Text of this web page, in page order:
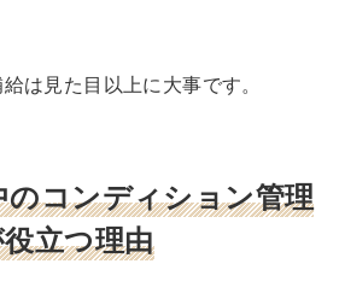
は見た目以上に大事です。
コンディション管理
立つ理由